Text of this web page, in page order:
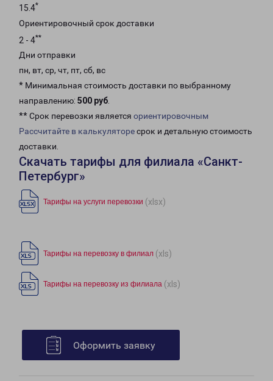
15.4*
Ориентировочный срок доставки
2 - 4**
Дни отправки
пн, вт, ср, чт, пт, сб, вс
* Минимальная стоимость доставки по выбранному
направлению: 500 руб.
** Срок перевозки является ориентировочным
Рассчитайте в калькуляторесрок и детальную стоимость
доставки.
Скачать тарифы для филиала «Санкт-
Петербург»
Тарифы на услуги перевозки (xlsx)
Тарифы на перевозку в филиал (xls)
Тарифы на перевозку из филиала (xls)
Оформить заявку